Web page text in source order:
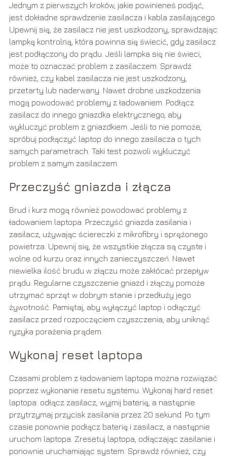
Jednym z pierwszych kroków, jakie powinieneś podjąć,
jest dokładne sprawdzenie zasilacza i kabla zasilającego.
Upewnij się, że zasilacz nie jest uszkodzony, sprawdzając
lampkę kontrolną, która powinna się świecić, gdy zasilacz
jest podłączony do prądu. Jeśli lampka się nie świeci,
może to oznaczać problem z zasilaczem. Sprawdź
również, czy kabel zasilacza nie jest uszkodzony,
przetarty lub naderwany. Nawet drobne uszkodzenia
mogą powodować problemy z ładowaniem. Podłącz
zasilacz do innego gniazdka elektrycznego, aby
wykluczyć problem z gniazdkiem. Jeśli to nie pomoże,
spróbuj podłączyć laptop do innego zasilacza o tych
samych parametrach. Taki test pozwoli wykluczyć
problem z samym zasilaczem.
Przeczyść gniazda i złącza
Brud i kurz mogą również powodować problemy z
ładowaniem laptopa. Przeczyść gniazda zasilania i
zasilacz, używając ściereczki z mikrofibry i sprężonego
powietrza. Upewnij się, że wszystkie złącza są czyste i
wolne od kurzu oraz innych zanieczyszczeń. Nawet
niewielka ilość brudu w złączu może zakłócać przepływ
prądu. Regularne czyszczenie gniazd i złączy pomoże
utrzymać sprzęt w dobrym stanie i przedłuży jego
żywotność. Pamiętaj, aby wyłączyć laptop i odłączyć
zasilacz przed rozpoczęciem czyszczenia, aby uniknąć
ryzyka porażenia prądem.
Wykonaj reset laptopa
Czasami problem z ładowaniem laptopa można rozwiązać
poprzez wykonanie resetu systemu. Wykonaj hard reset
laptopa: odłącz zasilacz, wyjmij baterię, a następnie
przytrzymaj przycisk zasilania przez 20 sekund. Po tym
czasie ponownie podłącz baterię i zasilacz, a następnie
uruchom laptopa. Zresetuj laptopa, odłączając zasilanie i
ponownie uruchamiając system. Sprawdź również, czy